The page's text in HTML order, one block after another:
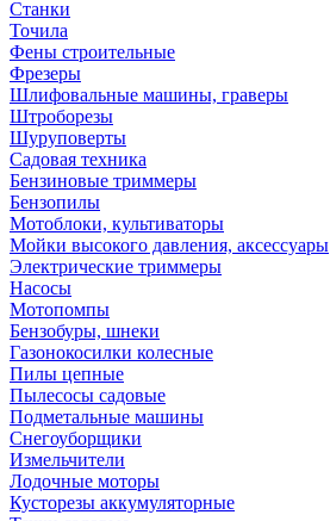
Станки
Точила
Фены строительные
Фрезеры
Шлифовальные машины, граверы
Штроборезы
Шуруповерты
Садовая техника
Бензиновые триммеры
Бензопилы
Мотоблоки, культиваторы
Мойки высокого давления, аксессуары
Электрические триммеры
Насосы
Мотопомпы
Бензобуры, шнеки
Газонокосилки колесные
Пилы цепные
Пылесосы садовые
Подметальные машины
Снегоуборщики
Измельчители
Лодочные моторы
Кусторезы аккумуляторные